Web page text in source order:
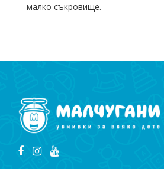
малко съкровище.